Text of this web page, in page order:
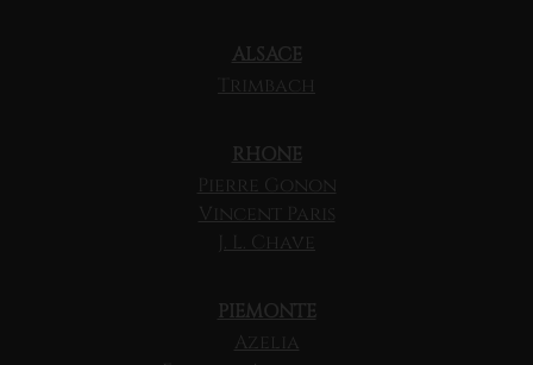
ALSACE
Trimbach
RHONE
Pierre Gonon
Vincent Paris
J. L. Chave
PIEMONTE
Azelia